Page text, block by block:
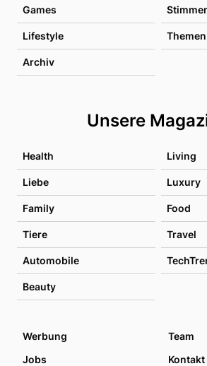
Games
Lifestyle Themen
Archiv
Unsere
Health Living
Liebe Luxury
Family Food
Tiere Travel
Automobile
Beauty
Werbung
Team
Jobs
Kontakt